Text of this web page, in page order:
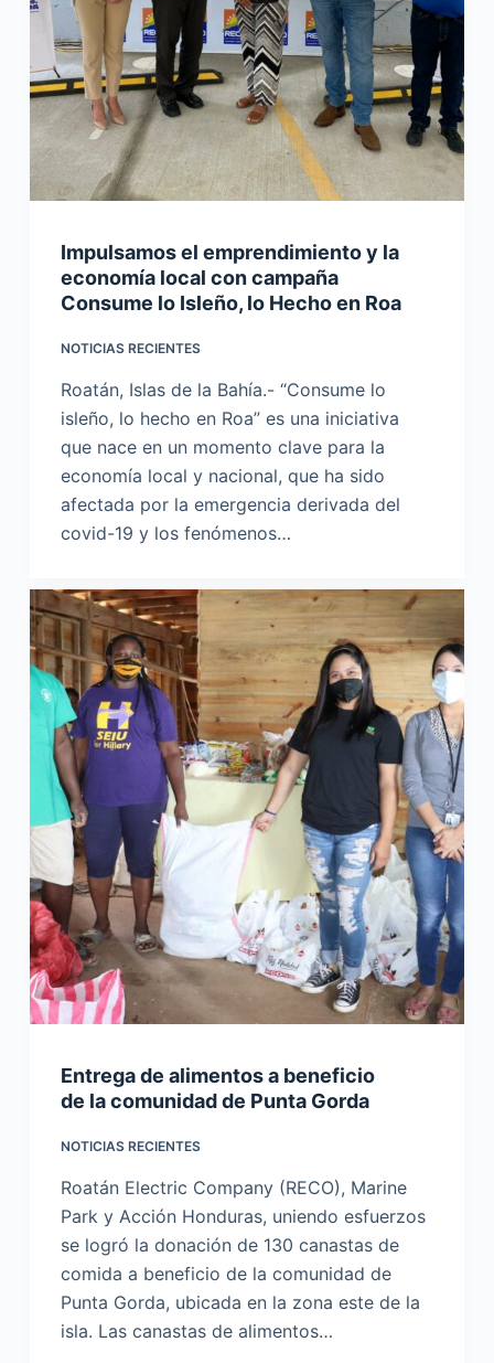
Impulsamos el emprendimiento y la
economía local con campaña
Consume lo Isleño, lo Hecho en Roa
NOTICIAS RECIENTES
Roatán, Islas de la Bahía.- “Consume lo
isleño, lo hecho en Roa” es una iniciativa
que nace en un momento clave para la
economía local y nacional, que ha sido
afectada por la emergencia derivada del
covid-19 y los fenómenos…
Entrega de alimentos a beneficio
de la comunidad de Punta Gorda
NOTICIAS RECIENTES
Roatán Electric Company (RECO), Marine
Park y Acción Honduras, uniendo esfuerzos
se logró la donación de 130 canastas de
comida a beneficio de la comunidad de
Punta Gorda, ubicada en la zona este de la
isla. Las canastas de alimentos…